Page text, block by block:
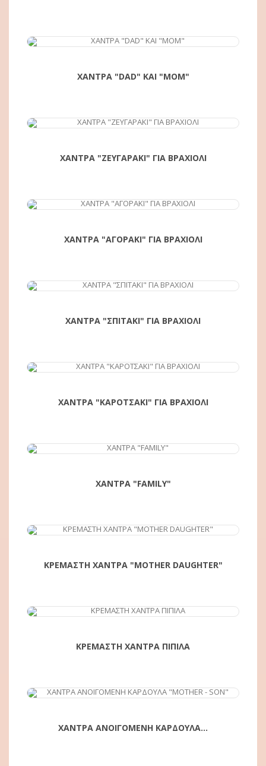
ΑΓΟΡΆ
ΧΑΝΤΡΑ "DAD" KAI "MOM"
ΑΓΟΡΆ
ΧΑΝΤΡΑ "ΖΕΥΓΑΡΑΚΙ" ΓΙΑ ΒΡΑΧΙΟΛΙ
ΑΓΟΡΆ
ΧΑΝΤΡΑ "ΑΓΟΡΑΚΙ" ΓΙΑ ΒΡΑΧΙΟΛΙ
ΑΓΟΡΆ
ΧΑΝΤΡΑ "ΣΠΙΤΑΚΙ" ΓΙΑ ΒΡΑΧΙΟΛΙ
ΑΓΟΡΆ
ΧΑΝΤΡΑ "ΚΑΡΟΤΣΑΚΙ" ΓΙΑ ΒΡΑΧΙΟΛΙ
ΑΓΟΡΆ
ΧΑΝΤΡΑ "FAMILY"
ΑΓΟΡΆ
ΚΡΕΜΑΣΤΗ ΧΑΝΤΡΑ "MOTHER DAUGHTER"
ΑΓΟΡΆ
ΚΡΕΜΑΣΤΗ ΧΑΝΤΡΑ ΠΙΠΙΛΑ
ΑΓΟΡΆ
ΧΑΝΤΡΑ ΑΝΟΙΓΟΜΕΝΗ ΚΑΡΔΟΥΛΑ...